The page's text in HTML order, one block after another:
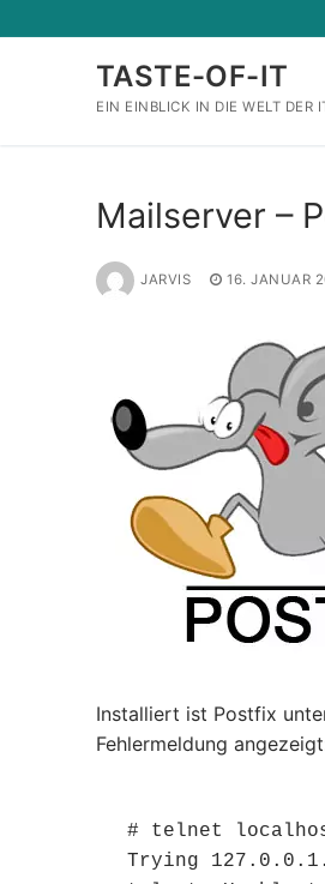
Inhalt
TASTE-OF-IT
EIN EINBLICK IN DIE WELT DER
Mailserver –
JARVIS 16. JANUAR
Installiert ist Postfix
Fehlermeldung
# telnet
Trying